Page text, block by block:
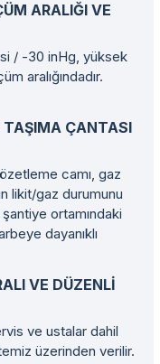
ARALIĞI VE
/ -30 inHg, yüksek
aralığındadır.
ÇANTASI
camı, gaz
likit/gaz durumunu
ortamındaki
dayanıklı
VE DÜZENLI
ve ustalar dahil
üzerinden verilir.